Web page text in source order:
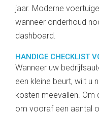
jaar. Moderne
wanneer onderhoud
dashboard.
HANDIGE CHECKLIST
Wanneer uw
een kleine beurt, wilt u
kosten meevallen. Om
om vooraf een aantal